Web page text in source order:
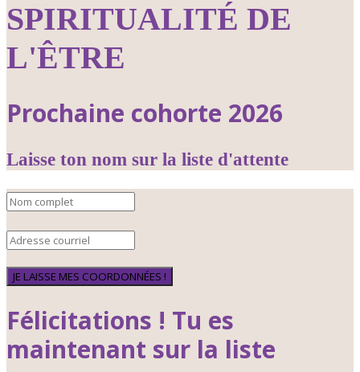
SPIRITUALITÉ DE
L'ÊTRE
Prochaine cohorte 2026
Laisse ton nom sur la liste d'attente
JE LAISSE MES COORDONNÉES !
Félicitations ! Tu es
maintenant sur la liste